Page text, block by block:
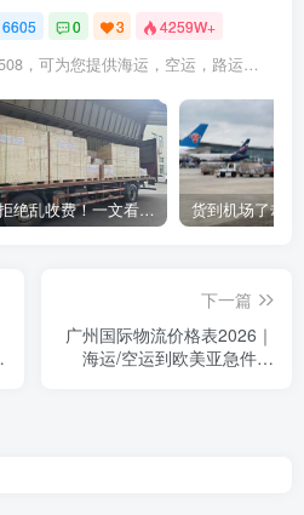
6605 0 3 4259W+
微信1139976508，可为您提供海运，空运，路运，铁路运输
拒绝乱收费！一文看懂中国货代计费套路，教你避开所有隐形坑
下一篇
广州国际物流价格表2026｜
海运/空运到欧美亚急件专